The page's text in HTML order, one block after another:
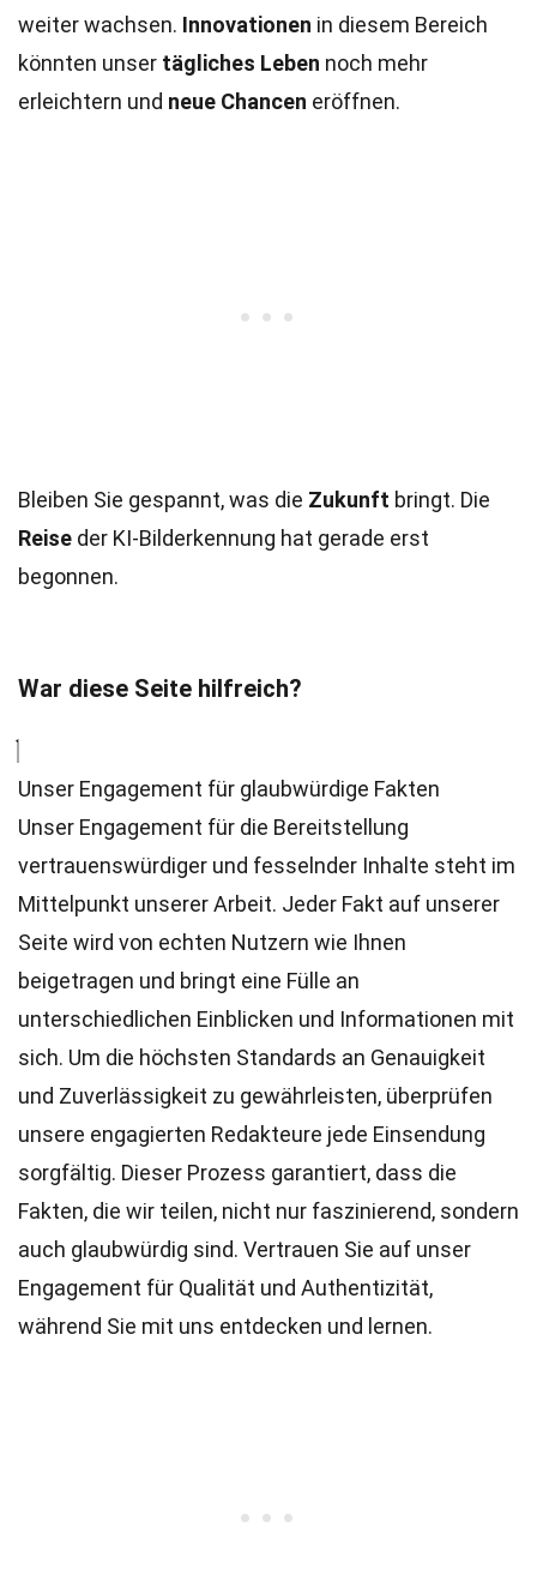
weiter wachsen. Innovationen in diesem Bereich
könnten unser tägliches Leben noch mehr
erleichtern und neue Chancen eröffnen.
Bleiben Sie gespannt, was die Zukunft bringt. Die
Reise der KI-Bilderkennung hat gerade erst
begonnen.
War diese Seite hilfreich?
Unser Engagement für glaubwürdige Fakten
Unser Engagement für die Bereitstellung
vertrauenswürdiger und fesselnder Inhalte steht im
Mittelpunkt unserer Arbeit. Jeder Fakt auf unserer
Seite wird von echten Nutzern wie Ihnen
beigetragen und bringt eine Fülle an
unterschiedlichen Einblicken und Informationen mit
sich. Um die höchsten Standards an Genauigkeit
und Zuverlässigkeit zu gewährleisten, überprüfen
unsere engagierten Redakteure jede Einsendung
sorgfältig. Dieser Prozess garantiert, dass die
Fakten, die wir teilen, nicht nur faszinierend, sondern
auch glaubwürdig sind. Vertrauen Sie auf unser
Engagement für Qualität und Authentizität,
während Sie mit uns entdecken und lernen.